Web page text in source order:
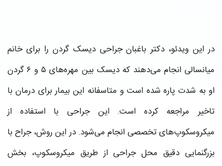
در این ویدئو، دکتر باغبان جراحی دیسک گردن را برای خانم
میانسالی انجام می‌دهند که دیسک بین مهره‌های ۵ و ۶ گردن
او به شدت پاره شده است و متاسفانه این بیمار برای درمان با
تاخیر مراجعه کرده است. این جراحی با استفاده از
میکروسکوپ‌های تخصصی انجام می‌شود. در این روش، جراح با
بزرگنمایی دقیق محل جراحی از طریق میکروسکوپ، بخش